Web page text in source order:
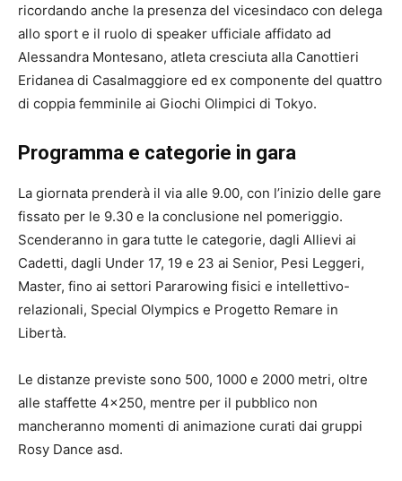
ricordando anche la presenza del vicesindaco con delega
allo sport e il ruolo di speaker ufficiale affidato ad
Alessandra Montesano, atleta cresciuta alla Canottieri
Eridanea di Casalmaggiore ed ex componente del quattro
di coppia femminile ai Giochi Olimpici di Tokyo.
Programma e categorie in gara
La giornata prenderà il via alle 9.00, con l’inizio delle gare
fissato per le 9.30 e la conclusione nel pomeriggio.
Scenderanno in gara tutte le categorie, dagli Allievi ai
Cadetti, dagli Under 17, 19 e 23 ai Senior, Pesi Leggeri,
Master, fino ai settori Pararowing fisici e intellettivo-
relazionali, Special Olympics e Progetto Remare in
Libertà.
Le distanze previste sono 500, 1000 e 2000 metri, oltre
alle staffette 4×250, mentre per il pubblico non
mancheranno momenti di animazione curati dai gruppi
Rosy Dance asd.